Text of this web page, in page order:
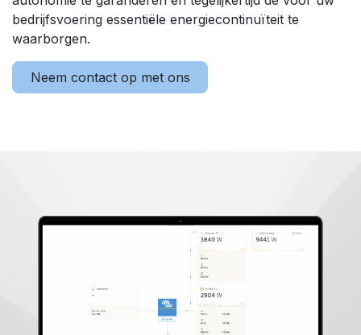
bedrijfsvoering essentiële energiecontinuïteit te
waarborgen.
Neem contact op met ons